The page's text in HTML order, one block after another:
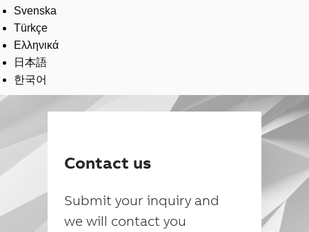
Svenska
Türkçe
Ελληνικά
日本語
한국어
Contact us
Submit your inquiry and
we will contact you